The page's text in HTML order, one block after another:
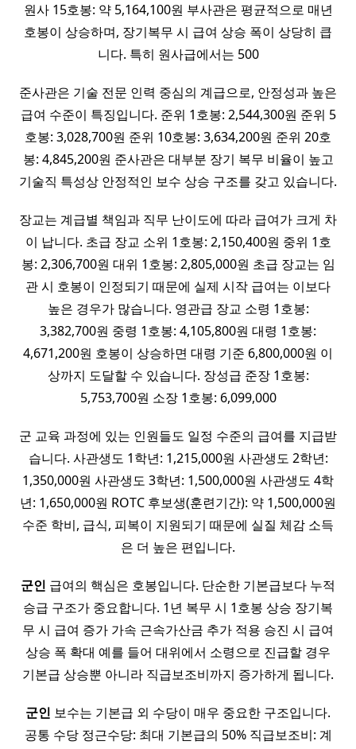
원사 15호봉: 약 5,164,100원 부사관은 평균적으로 매년
호봉이 상승하며, 장기복무 시 급여 상승 폭이 상당히 큽
니다. 특히 원사급에서는 500
준사관은 기술 전문 인력 중심의 계급으로, 안정성과 높은
급여 수준이 특징입니다. 준위 1호봉: 2,544,300원 준위 5
호봉: 3,028,700원 준위 10호봉: 3,634,200원 준위 20호
봉: 4,845,200원 준사관은 대부분 장기 복무 비율이 높고
기술직 특성상 안정적인 보수 상승 구조를 갖고 있습니다.
장교는 계급별 책임과 직무 난이도에 따라 급여가 크게 차
이 납니다. 초급 장교 소위 1호봉: 2,150,400원 중위 1호
봉: 2,306,700원 대위 1호봉: 2,805,000원 초급 장교는 임
관 시 호봉이 인정되기 때문에 실제 시작 급여는 이보다
높은 경우가 많습니다. 영관급 장교 소령 1호봉:
3,382,700원 중령 1호봉: 4,105,800원 대령 1호봉:
4,671,200원 호봉이 상승하면 대령 기준 6,800,000원 이
상까지 도달할 수 있습니다. 장성급 준장 1호봉:
5,753,700원 소장 1호봉: 6,099,000
군 교육 과정에 있는 인원들도 일정 수준의 급여를 지급받
습니다. 사관생도 1학년: 1,215,000원 사관생도 2학년:
1,350,000원 사관생도 3학년: 1,500,000원 사관생도 4학
년: 1,650,000원 ROTC 후보생(훈련기간): 약 1,500,000원
수준 학비, 급식, 피복이 지원되기 때문에 실질 체감 소득
은 더 높은 편입니다.
군인 급여의 핵심은 호봉입니다. 단순한 기본급보다 누적
승급 구조가 중요합니다. 1년 복무 시 1호봉 상승 장기복
무 시 급여 증가 가속 근속가산금 추가 적용 승진 시 급여
상승 폭 확대 예를 들어 대위에서 소령으로 진급할 경우
기본급 상승뿐 아니라 직급보조비까지 증가하게 됩니다.
군인 보수는 기본급 외 수당이 매우 중요한 구조입니다.
공통 수당 정근수당: 최대 기본급의 50% 직급보조비: 계